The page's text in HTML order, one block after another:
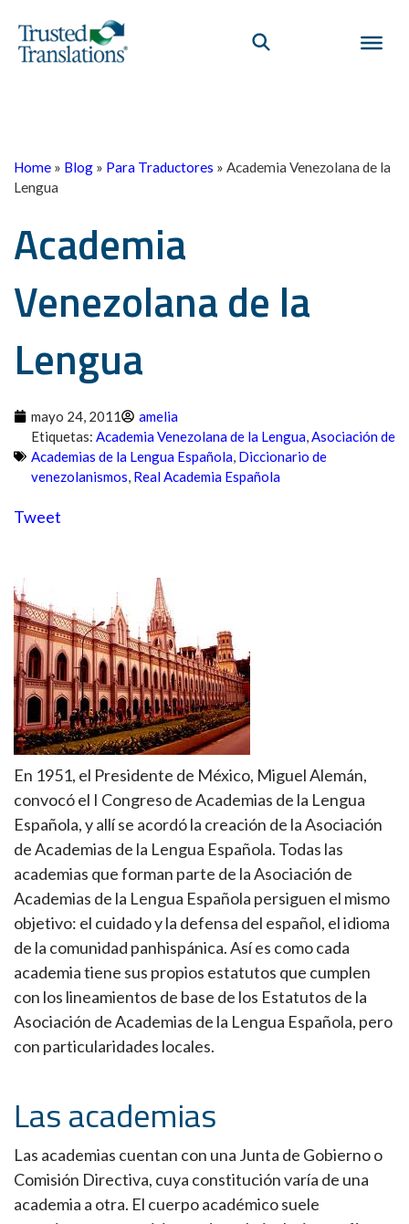
Home » Blog » Para Traductores » Academia Venezolana de la
Lengua
Academia
Venezolana de la
Lengua
mayo 24, 2011
amelia
Etiquetas: Academia Venezolana de la Lengua,Asociación de
Academias de la Lengua Española, Diccionario de
venezolanismos, Real Academia Española
Tweet
En 1951, el Presidente de México, Miguel Alemán,
convocó el I Congreso de Academias de la Lengua
Española, y allí se acordó la creación de la Asociación
de Academias de la Lengua Española. Todas las
academias que forman parte de la Asociación de
Academias de la Lengua Española persiguen el mismo
objetivo: el cuidado y la defensa del español, el idioma
de la comunidad panhispánica. Así es como cada
academia tiene sus propios estatutos que cumplen
con los lineamientos de base de los Estatutos de la
Asociación de Academias de la Lengua Española, pero
con particularidades locales.
Las academias
Las academias cuentan con una Junta de Gobierno o
Comisión Directiva, cuya constitución varía de una
academia a otra. El cuerpo académico suele